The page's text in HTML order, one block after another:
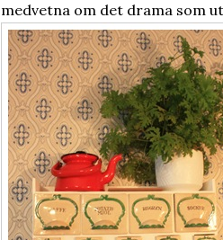
medvetna om det drama som